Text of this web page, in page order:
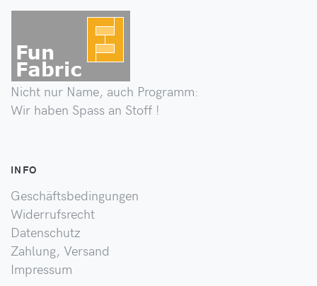
Nicht nur Name, auch Programm:
Wir haben Spass an Stoff !
INFO
Geschäftsbedingungen
Widerrufsrecht
Datenschutz
Zahlung, Versand
Impressum